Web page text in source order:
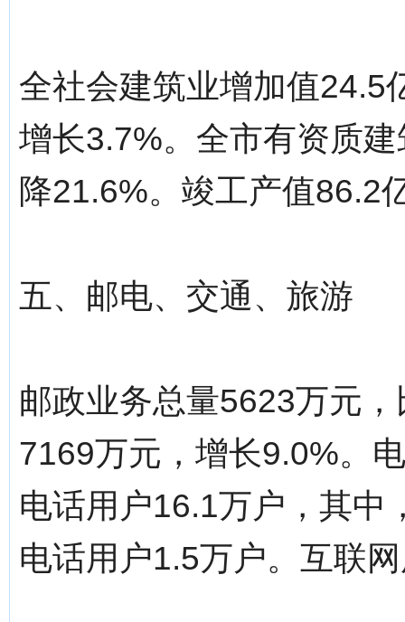
全社会建筑业增加值24.5
增长3.7%。全市有资质
降21.6%。竣工产值86.2
五、邮电、交通、旅游
邮政业务总量5623万元
7169万元，增长9.0%。
电话用户16.1万户，其中
电话用户1.5万户。互联